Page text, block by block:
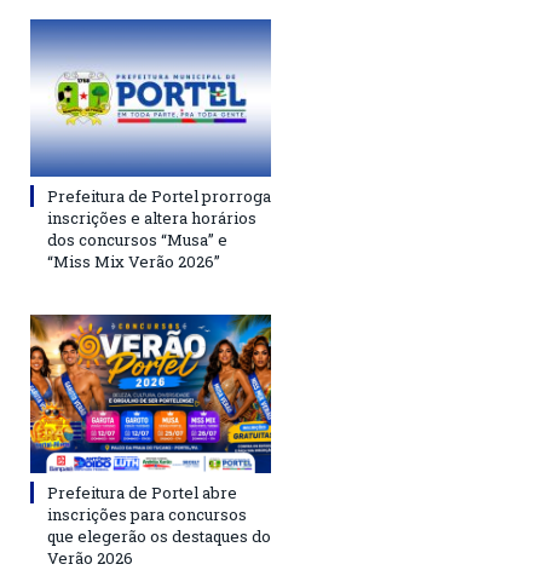
Prefeitura de Portel prorroga
inscrições e altera horários
dos concursos “Musa” e
“Miss Mix Verão 2026”
Prefeitura de Portel abre
inscrições para concursos
que elegerão os destaques do
Verão 2026